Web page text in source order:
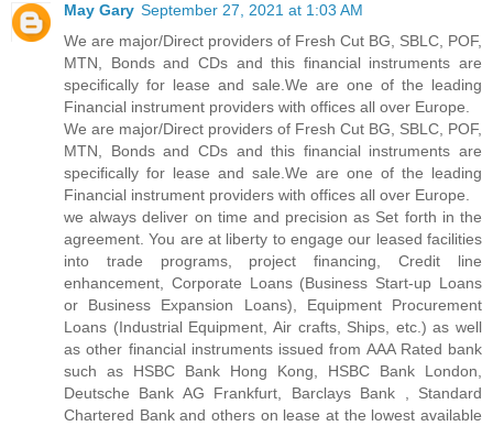
May Gary September 27, 2021 at 1:03 AM
We are major/Direct providers of Fresh Cut BG, SBLC, POF,
MTN, Bonds and CDs and this financial instruments are
specifically for lease and sale.We are one of the leading
Financial instrument providers with offices all over Europe.
We are major/Direct providers of Fresh Cut BG, SBLC, POF,
MTN, Bonds and CDs and this financial instruments are
specifically for lease and sale.We are one of the leading
Financial instrument providers with offices all over Europe.
we always deliver on time and precision as Set forth in the
agreement. You are at liberty to engage our leased facilities
into trade programs, project financing, Credit line
enhancement, Corporate Loans (Business Start-up Loans
or Business Expansion Loans), Equipment Procurement
Loans (Industrial Equipment, Air crafts, Ships, etc.) as well
as other financial instruments issued from AAA Rated bank
such as HSBC Bank Hong Kong, HSBC Bank London,
Deutsche Bank AG Frankfurt, Barclays Bank , Standard
Chartered Bank and others on lease at the lowest available